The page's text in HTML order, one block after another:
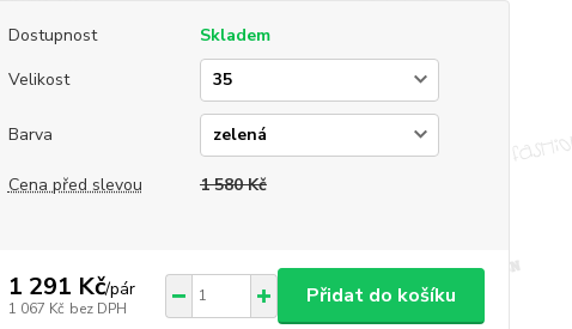
Dostupnost
Skladem
Velikost
Barva
Cena před slevou 1 580 Kč
1 291 Kč/pár
1 067 Kč bez DPH
Přidat do košíku